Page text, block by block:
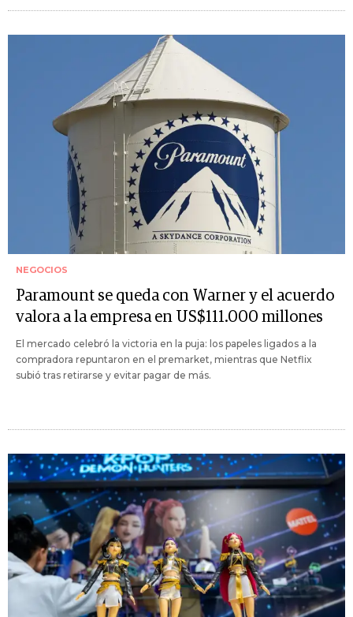
NEGOCIOS
Paramount se queda con Warner y el acuerdo
valora a la empresa en US$111.000 millones
El mercado celebró la victoria en la puja: los papeles ligados a la
compradora repuntaron en el premarket, mientras que Netflix
subió tras retirarse y evitar pagar de más.